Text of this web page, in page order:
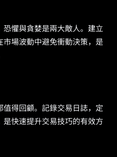
恐懼與貪婪是兩大敵人。建立
市場波動中避免衝動決策，是
得回顧。記錄交易日誌，定
快速提升交易技巧的有效方